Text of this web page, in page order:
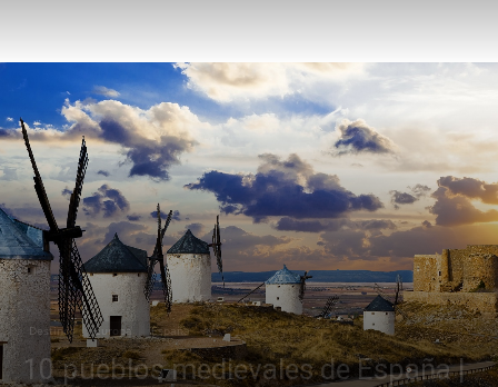
Destinos Europa España
10 pueblos medievales de España |